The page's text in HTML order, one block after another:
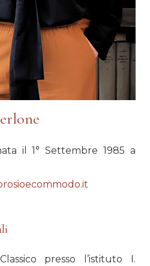
il 1° Settembre 1985 a
presso l’istituto I.